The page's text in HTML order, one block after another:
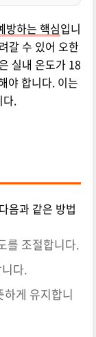
방하는 핵심입니
갈 수 있어 오한
실내 온도가 18
야 합니다. 이는
다.
음과 같은 방법
를 조절합니다.
다.
게 유지합니